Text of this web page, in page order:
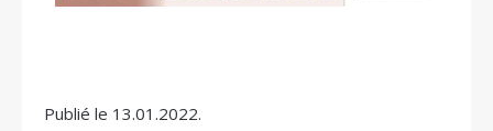
Publié le 13.01.2022.